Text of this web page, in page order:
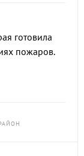
готовила
пожаров.